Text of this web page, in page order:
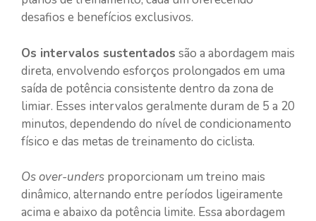
desafios e benefícios exclusivos.
Os intervalos sustentados são a abordagem mais
direta, envolvendo esforços prolongados em uma
saída de potência consistente dentro da zona de
limiar. Esses intervalos geralmente duram de 5 a 20
minutos, dependendo do nível de condicionamento
físico e das metas de treinamento do ciclista.
Os over-unders proporcionam um treino mais
dinâmico, alternando entre períodos ligeiramente
acima e abaixo da potência limite. Essa abordagem